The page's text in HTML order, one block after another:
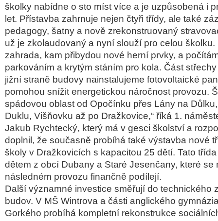
školky nabídne o sto míst více a je uzpůsobená i
let. Přístavba zahrnuje nejen čtyři třídy, ale také
pedagogy, šatny a nově zrekonstruovaný
už je zkolaudovaný a nyní slouží pro celou školku.
zahrada, kam přibydou nové herní prvky, a
parkováním a krytým stáním pro kola. Část
jižní straně budovy nainstalujeme fotovoltaické
pomohou snížit energetickou náročnost provozu.
spádovou oblast od Opočínku přes Lány na
Duklu, Višňovku až po Dražkovice,“ říká 1.
Jakub Rychtecký, který má v gesci školství a
doplnil, že současně probíhá také výstavba nové
školy v Dražkovicích s kapacitou 25 dětí. Tato
dětem z obcí Dubany a Staré Jesenčany, které se
následném provozu finančně podílejí.
Další významné investice směřují do technického
budov. V MŠ Wintrova a části anglického
Gorkého probíhá kompletní rekonstrukce